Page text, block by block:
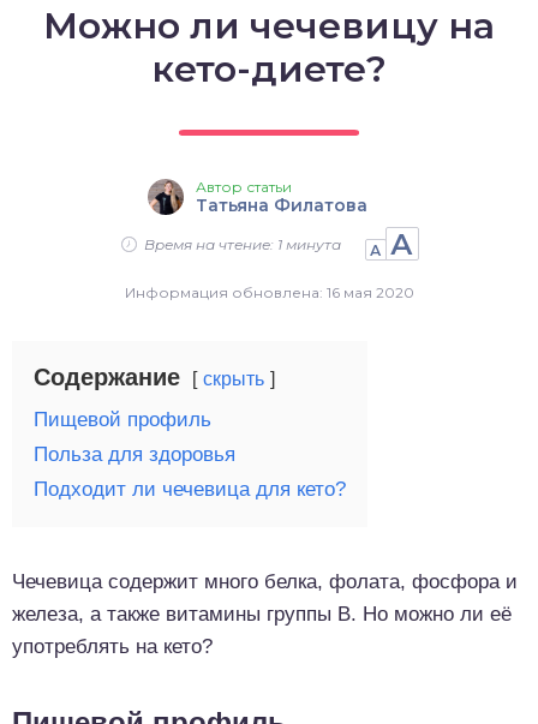
Можно ли чечевицу на
кето-диете?
Автор статьи
Татьяна Филатова
Время на чтение: 1 минута А А
Информация обновлена: 16 мая 2020
Содержание скрыть
Пищевой профиль
Польза для здоровья
Подходит ли чечевица для кето?
Чечевица содержит много белка, фолата, фосфора и
железа, а также витамины группы B. Но можно ли её
употреблять на кето?
выпечка